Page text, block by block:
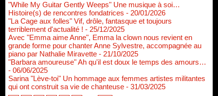
"While My Guitar Gently Weeps" Une musique à soi…
Histoire(s) de rencontres fondatrices - 20/01/2026
"La Cage aux folles" Vif, drôle, fantasque et toujours
terriblement d'actualité ! - 25/12/2025
Avec "Emma aime Anne", Emma la clown nous revient en
grande forme pour chanter Anne Sylvestre, accompagnée au
piano par Nathalie Miravette - 21/10/2025
"Barbara amoureuse" Ah qu'il est doux le temps des amours…
- 06/06/2025
Sarina "Lève-toi" Un hommage aux femmes artistes militantes
qui ont construit sa vie de chanteuse - 31/03/2025